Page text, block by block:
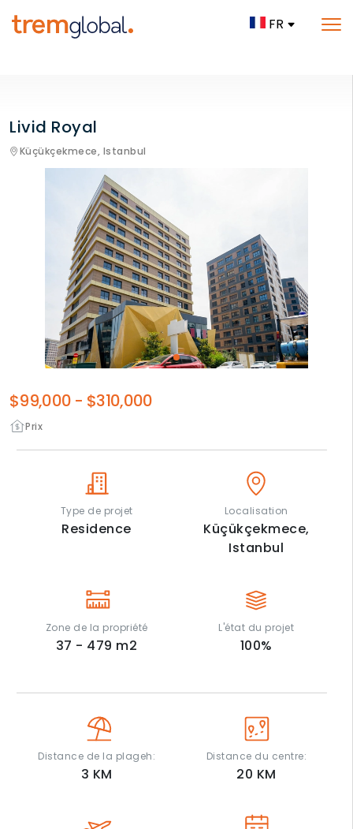
FR
Livid Royal
Küçükçekmece, Istanbul
Prix
$99,000 - $310,000
Type de projet
Residence
Localisation
Küçükçekmece,
Istanbul
Zone de la propriété
37 - 479 m2
L'état du projet
100%
Distance de la plageh:
3 KM
Distance du centre:
20 KM